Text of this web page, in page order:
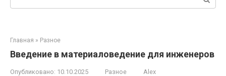
Главная » Разное
Введение в материаловедение для инженеров
Опубликовано: 10.10.2025 Разное Alex